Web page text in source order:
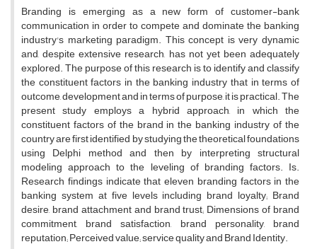
Branding is emerging as a new form of customer-bank
communication in order to compete and dominate the banking
industry's marketing paradigm. This concept is very dynamic
and, despite extensive research, has not yet been adequately
explored. The purpose of this research is to identify and classify
the constituent factors in the banking industry that in terms of
outcome, development and in terms of purpose, it is practical. The
present study employs a hybrid approach, in which the
constituent factors of the brand in the banking industry of the
country are first identified by studying the theoretical foundations
using Delphi method and then by interpreting structural
modeling approach to the leveling of branding factors. Is.
Research findings indicate that eleven branding factors in the
banking system at five levels including brand loyalty; Brand
desire, brand attachment and brand trust; Dimensions of brand
commitment, brand satisfaction, brand personality, brand
reputation; Perceived value; service quality and Brand Identity.